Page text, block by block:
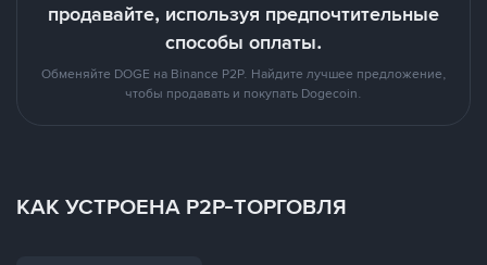
продавайте, используя предпочтительные
способы оплаты.
Обменяйте DOGE на Binance P2P. Найдите лучшее предложение,
чтобы продавать и покупать Dogecoin.
КАК УСТРОЕНА P2P-ТОРГОВЛЯ